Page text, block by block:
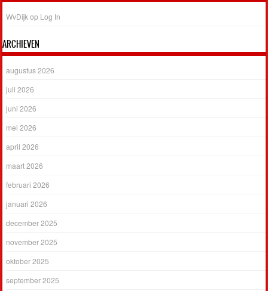
WvDijk op Log In
ARCHIEVEN
augustus 2026
juli 2026
juni 2026
mei 2026
april 2026
maart 2026
februari 2026
januari 2026
december 2025
november 2025
oktober 2025
september 2025